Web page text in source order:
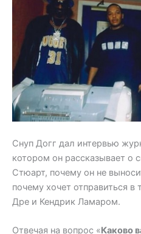
Снуп Догг дал интервью
котором он рассказывает о
Стюарт, почему он не
почему хочет отправиться
Дре и Кендрик Ламаром.
Отвечая на вопрос «Каково